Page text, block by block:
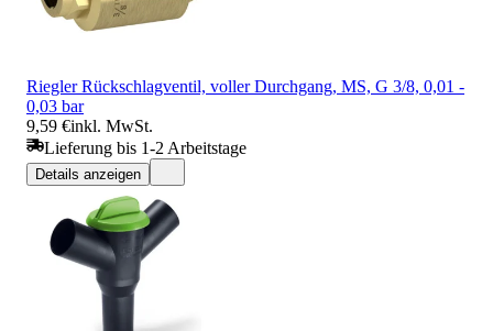
Riegler Rückschlagventil, voller Durchgang, MS, G 3/8, 0,01 -
0,03 bar
9,59 €inkl. MwSt.
Lieferung bis 1-2 Arbeitstage
Details anzeigen